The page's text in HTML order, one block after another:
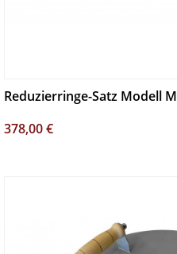
Reduzierringe-Satz Modell M
378,00 €